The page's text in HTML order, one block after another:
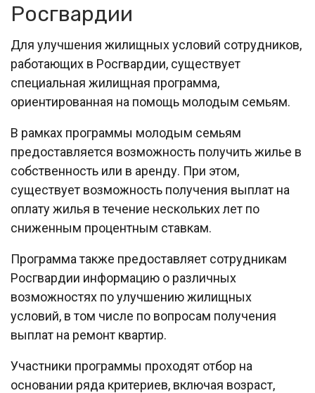
Росгвардии
Для улучшения жилищных условий сотрудников,
работающих в Росгвардии, существует
специальная жилищная программа,
ориентированная на помощь молодым семьям.
В рамках программы молодым семьям
предоставляется возможность получить жилье в
собственность или в аренду. При этом,
существует возможность получения выплат на
оплату жилья в течение нескольких лет по
сниженным процентным ставкам.
Программа также предоставляет сотрудникам
Росгвардии информацию о различных
возможностях по улучшению жилищных
условий, в том числе по вопросам получения
выплат на ремонт квартир.
Участники программы проходят отбор на
основании ряда критериев, включая возраст,